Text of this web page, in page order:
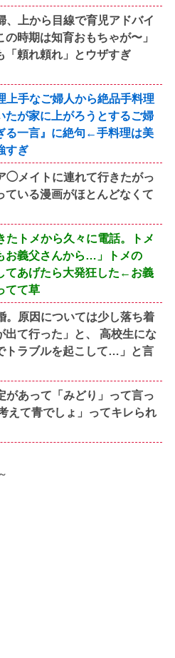
、上から目線で育児アドバイ
時期は知育おもちゃが〜」
「頼れ頼れ」とウザすぎ
上手なご婦人から絶品手料理
たが家に上がろうとするご婦
る一言』に絶句←手料理は美
すぎ
◯メイトに連れて行きたがっ
ている漫画がほとんどなくて
たトメから久々に電話。トメ
お義父さんから…」トメの
てあげたら大発狂した←お義
てて草
。原因については少し落ち着
出て行った」と、 高校生にな
トラブルを起こして…」と言
があって「みどり」って言っ
えて青でしょ」ってキレられ